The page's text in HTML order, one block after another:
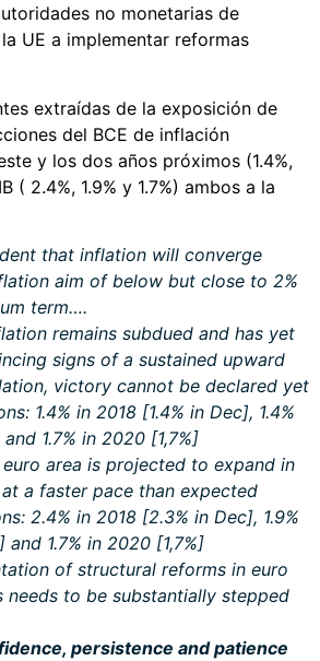
no monetarias de
UE a implementar reformas
extraídas de la exposición de
del BCE de inflación
y los dos años próximos (1.4%,
( 2.4%, 1.9% y 1.7%) ambos a la
that inflation will converge
aim of below but close to 2%
term….
remains subdued and has yet
signs of a sustained upward
victory cannot be declared yet
1.4% in 2018 [1.4% in Dec], 1.4%
1.7% in 2020 [1,7%]
area is projected to expand in
a faster pace than expected
2.4% in 2018 [2.3% in Dec], 1.9%
and 1.7% in 2020 [1,7%]
of structural reforms in euro
needs to be substantially stepped
persistence and patience